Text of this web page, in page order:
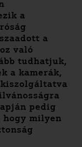
a
a
való
tudhatjuk,
a kamerák,
pedig
hogy milyen